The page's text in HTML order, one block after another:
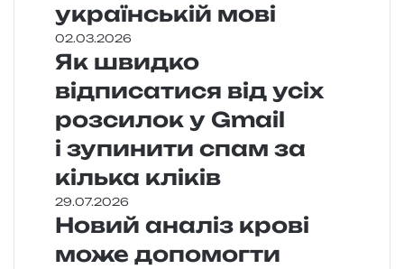
українській мові
02.03.2026
Як швидко
відписатися від усіх
розсилок у Gmail
і зупинити спам за
кілька кліків
29.07.2026
Новий аналіз крові
може допомогти